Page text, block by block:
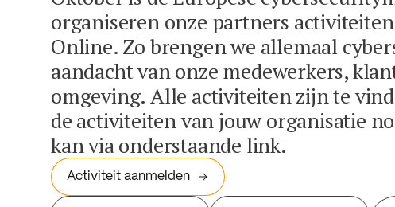
organiseren onze partners
Online. Zo brengen we allemaal
aandacht van onze medewerkers,
omgeving. Alle activiteiten zijn te
de activiteiten van jouw organisatie
kan via onderstaande link.
Activiteit aanmelden